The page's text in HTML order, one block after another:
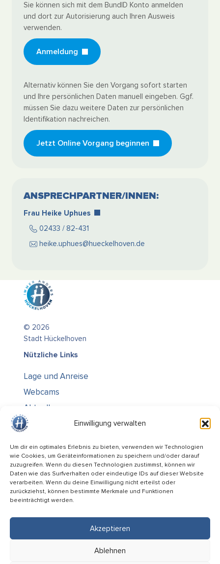
Einwilligung verwalten
Um dir ein optimales Erlebnis zu bieten, verwenden wir Technologien
wie Cookies, um Geräteinformationen zu speichern und/oder darauf
zuzugreifen. Wenn du diesen Technologien zustimmst, können wir
Daten wie das Surfverhalten oder eindeutige IDs auf dieser Website
verarbeiten. Wenn du deine Einwilligung nicht erteilst oder
zurückziehst, können bestimmte Merkmale und Funktionen
beeinträchtigt werden.
Akzeptieren
Ablehnen
Sie können sich mit dem BundID Konto anmelden
und dort zur Autorisierung auch Ihren Ausweis
verwenden.
Anmeldung
Alternativ können Sie den Vorgang sofort starten
und Ihre persönlichen Daten manuell eingeben. Ggf.
müssen Sie dazu weitere Daten zur persönlichen
Identifikation nachreichen.
Jetzt Online Vorgang beginnen
ANSPRECHPARTNER/INNEN:
Frau Heike Uphues
02433 / 82-431
heike.uphues@hueckelhoven.de
© 2026
Stadt Hückelhoven
Nützliche Links
Lage und Anreise
Webcams
Aktuelles
Über uns
Kontakt / Öffnungszeiten
Alle Ämter
Stellenausschreibungen
Rechtliches
Informiert bleiben